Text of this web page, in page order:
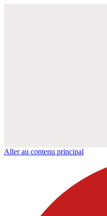
Aller au contenu principal